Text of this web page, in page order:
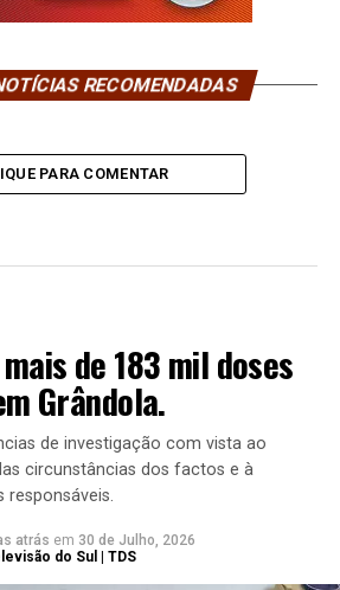
RECOMENDADAS
PARA COMENTAR
de 183 mil doses
Grândola.
de investigação com vista ao
circunstâncias dos factos e à
responsáveis.
atrás em 30 de Julho, 2026
do Sul | TDS